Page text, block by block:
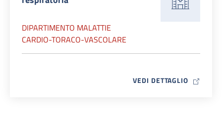
DIPARTIMENTO MALATTIE
CARDIO-TORACO-VASCOLARE
VEDI DETTAGLIO MAP ICON